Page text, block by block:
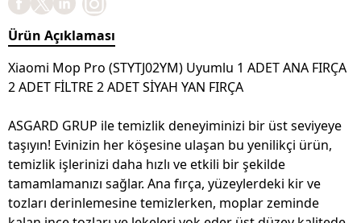
Ürün Açıklaması
Xiaomi Mop Pro (STYTJ02YM) Uyumlu 1 ADET ANA FIRÇA
2 ADET FİLTRE 2 ADET SİYAH YAN FIRÇA
ASGARD GRUP ile temizlik deneyiminizi bir üst seviyeye
taşıyın! Evinizin her köşesine ulaşan bu yenilikçi ürün,
temizlik işlerinizi daha hızlı ve etkili bir şekilde
tamamlamanızı sağlar. Ana fırça, yüzeylerdeki kir ve
tozları derinlemesine temizlerken, moplar zeminde